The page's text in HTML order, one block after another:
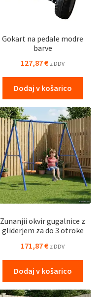
Gokart na pedale modre
barve
127,87€ z DDV
Dodaj v košarico
Zunanjii okvir gugalnice z
gliderjem za do 3 otroke
171,87€ z DDV
Dodaj v košarico